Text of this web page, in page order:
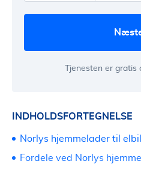
Tjenesten er
INDHOLDSFORTEGNELSE
Norlys hjemmelader til
Fordele ved Norlys